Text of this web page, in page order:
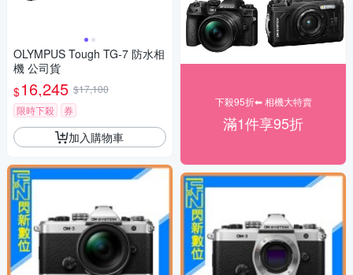
OLYMPUS Tough TG-7 防水相
機 公司貨
$16,245 $17,100
限時下殺
券
加入購物車
下殺95折⬅︎ 相機大特賣
滿1件享95折